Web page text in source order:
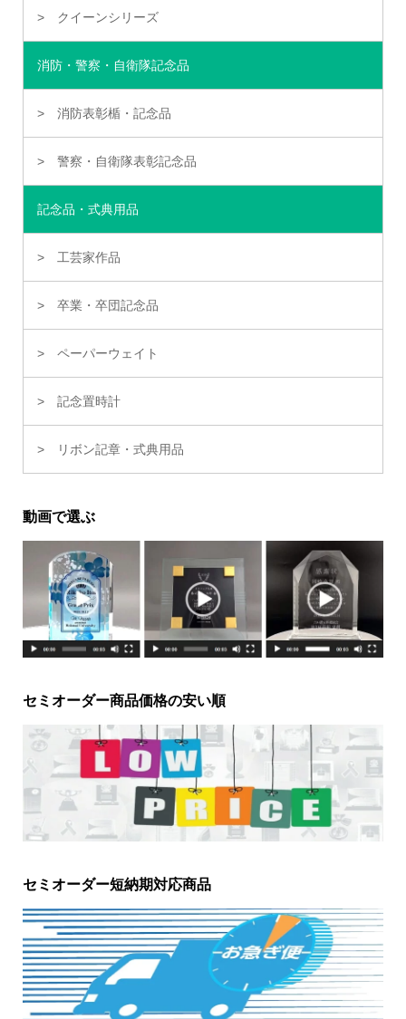
クイーンシリーズ
消防・警察・自衛隊記念品
消防表彰楯・記念品
警察・自衛隊表彰記念品
記念品・式典用品
工芸家作品
卒業・卒団記念品
ペーパーウェイト
記念置時計
リボン記章・式典用品
動画で選ぶ
セミオーダー商品価格の安い順
セミオーダー短納期対応商品